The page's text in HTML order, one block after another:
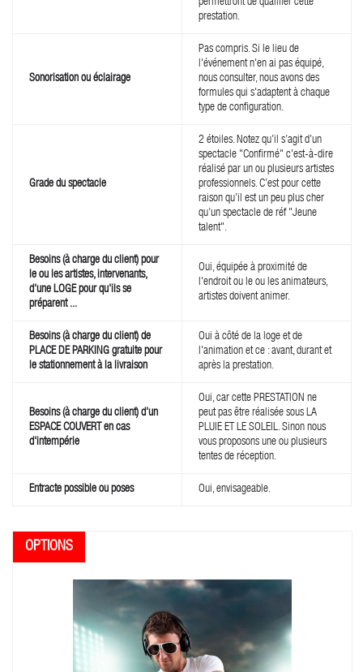
permettront de qualifier cette
prestation.
Sonorisation ou éclairage
Pas compris. Si le lieu de
l'événement n'en ai pas équipé,
nous consulter, nous avons des
formules qui s'adaptent à chaque
type de configuration.
Grade du spectacle
2 étoiles. Notez qu’il s’agit d’un
spectacle "Confirmé" c'est-à-dire
réalisé par un ou plusieurs artistes
professionnels. C’est pour cette
raison qu’il est un peu plus cher
qu’un spectacle de réf "Jeune
talent".
Besoins (à charge du client) pour
le ou les artistes, intervenants,
d'une LOGE pour qu'ils se
préparent ...
Oui, équipée à proximité de
l'endroit ou le ou les animateurs,
artistes doivent animer.
Besoins (à charge du client) de
PLACE DE PARKING gratuite pour
le stationnement à la livraison
Oui à côté de la loge et de
l'animation et ce : avant, durant et
après la prestation.
Besoins (à charge du client) d'un
ESPACE COUVERT en cas
d'intempérie
Oui, car cette PRESTATION ne
peut pas être réalisée sous LA
PLUIE ET LE SOLEIL. Sinon nous
vous proposons une ou plusieurs
tentes de réception.
Entracte possible ou poses Oui, envisageable.